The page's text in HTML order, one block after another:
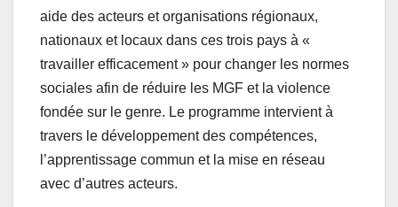
aide des acteurs et organisations régionaux,
nationaux et locaux dans ces trois pays à «
travailler efficacement » pour changer les normes
sociales afin de réduire les MGF et la violence
fondée sur le genre. Le programme intervient à
travers le développement des compétences,
l’apprentissage commun et la mise en réseau
avec d’autres acteurs.